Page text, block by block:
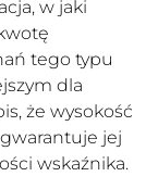
w jaki
tego typu
dla
że wysokość
jej
wskaźnika.